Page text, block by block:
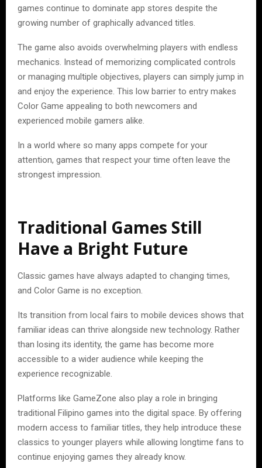
games continue to dominate app stores despite the
growing number of graphically advanced titles.
The game also avoids overwhelming players with endless
mechanics. Instead of memorizing complicated controls
or managing multiple objectives, players can simply jump in
and enjoy the experience. This low barrier to entry makes
Color Game appealing to both newcomers and
experienced mobile gamers alike.
In a world where so many apps compete for your
attention, games that respect your time often leave the
strongest impression.
Traditional Games Still
Have a Bright Future
Classic games have always adapted to changing times,
and Color Game is no exception.
Its transition from local fairs to mobile devices shows that
familiar ideas can thrive alongside new technology. Rather
than losing its identity, the game has become more
accessible to a wider audience while keeping the
experience recognizable.
Platforms like GameZone also play a role in bringing
traditional Filipino games into the digital space. By offering
modern access to familiar titles, they help introduce these
classics to younger players while allowing longtime fans to
continue enjoying games they already know.